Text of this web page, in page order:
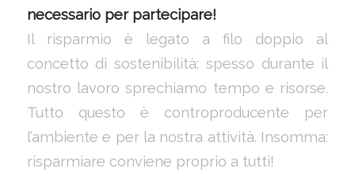
necessario per partecipare!
Il risparmio è legato a filo doppio al
concetto di sostenibilità: spesso durante il
nostro lavoro sprechiamo tempo e risorse.
Tutto questo è controproducente per
l’ambiente e per la nostra attività. Insomma:
risparmiare conviene proprio a tutti!